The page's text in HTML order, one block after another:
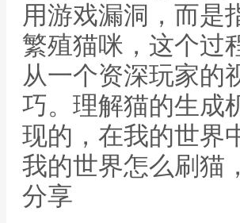
用游戏漏洞，而是
繁殖猫咪，这个过
从一个资深玩家的
巧。理解猫的生成
现的，在我的世界
我的世界怎么刷猫
分享